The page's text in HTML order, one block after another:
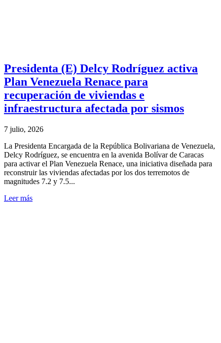
Presidenta (E) Delcy Rodríguez activa
Plan Venezuela Renace para
recuperación de viviendas e
infraestructura afectada por sismos
7 julio, 2026
La Presidenta Encargada de la República Bolivariana de Venezuela,
Delcy Rodríguez, se encuentra en la avenida Bolívar de Caracas
para activar el Plan Venezuela Renace, una iniciativa diseñada para
reconstruir las viviendas afectadas por los dos terremotos de
magnitudes 7.2 y 7.5...
Leer más